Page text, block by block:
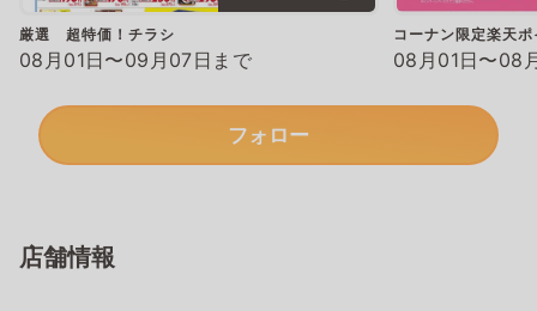
厳選 超特価！チラシ
08月01日〜09月07日まで
コーナン限定楽天
08月01日〜08
フォロー
店舗情報